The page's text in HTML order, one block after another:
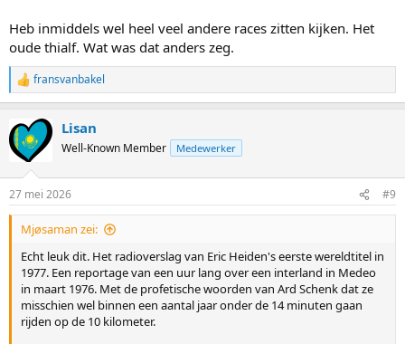
Heb inmiddels wel heel veel andere races zitten kijken. Het
oude thialf. Wat was dat anders zeg.
R
e
c
t
i
s
:
fransvanbakel
Lisan
Well-Known Member Medewerker
27 mei 2026 #9
Mjøsaman zei:
Echt leuk dit. Het radioverslag van Eric Heiden's eerste wereldtitel in
1977. Een reportage van een uur lang over een interland in Medeo
in maart 1976. Met de profetische woorden van Ard Schenk dat ze
misschien wel binnen een aantal jaar onder de 14 minuten gaan
rijden op de 10 kilometer.